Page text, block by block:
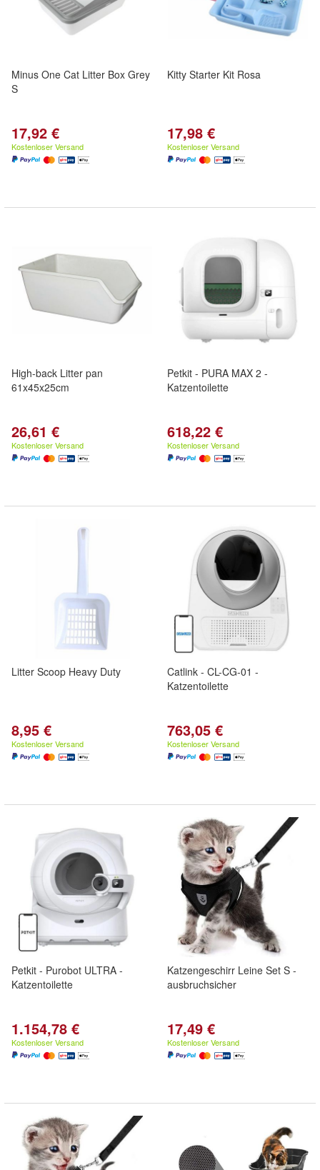
Minus One Cat Litter Box Grey
S
17,92 €
Kostenloser Versand
Kitty Starter Kit Rosa
17,98 €
Kostenloser Versand
High-back Litter pan
61x45x25cm
26,61 €
Kostenloser Versand
Petkit - PURA MAX 2 -
Katzentoilette
618,22 €
Kostenloser Versand
Litter Scoop Heavy Duty
8,95 €
Kostenloser Versand
Catlink - CL-CG-01 -
Katzentoilette
763,05 €
Kostenloser Versand
Petkit - Purobot ULTRA -
Katzentoilette
1.154,78 €
Kostenloser Versand
Katzengeschirr Leine Set S -
ausbruchsicher
17,49 €
Kostenloser Versand